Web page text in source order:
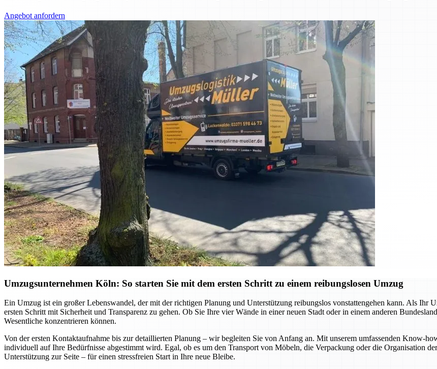
Angebot anfordern
Umzugsunternehmen Köln: So starten Sie mit dem ersten Schritt zu einem reibungslosen Umzug
Ein Umzug ist ein großer Lebenswandel, der mit der richtigen Planung und Unterstützung reibungslos vonstattengehen kann. Als Ihr
ersten Schritt mit Sicherheit und Transparenz zu gehen. Ob Sie Ihre vier Wände in einer neuen Stadt oder in einem anderen
Wesentliche konzentrieren können.
Von der ersten Kontaktaufnahme bis zur detaillierten Planung – wir begleiten Sie von Anfang an. Mit unserem umfassenden Know-
individuell auf Ihre Bedürfnisse abgestimmt wird. Egal, ob es um den Transport von Möbeln, die Verpackung oder die Organisation
Unterstützung zur Seite – für einen stressfreien Start in Ihre neue Bleibe.